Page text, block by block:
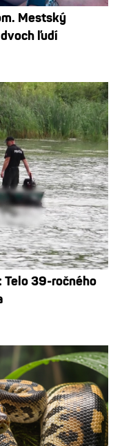
Mestský
ľudí
Telo 39-ročného